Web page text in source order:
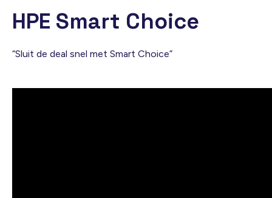
HPE Smart Choice
“Sluit de deal snel met Smart Choice”